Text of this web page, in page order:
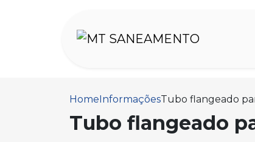
HomeInformaçõesTubo flangeado
Tubo flangeado